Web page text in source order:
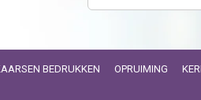
BEDRUKKEN OPRUIMING